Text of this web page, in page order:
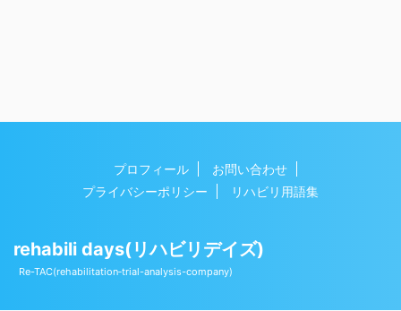
プロフィール
お問い合わせ
プライバシーポリシー
リハビリ用語集
rehabili days(リハビリデイズ)
Re-TAC(rehabilitation‐trial-analysis-company)
Copyright© rehabili days(リハビリデイズ) , 2026 All
Rights Reserved Powered byAFFINGER5